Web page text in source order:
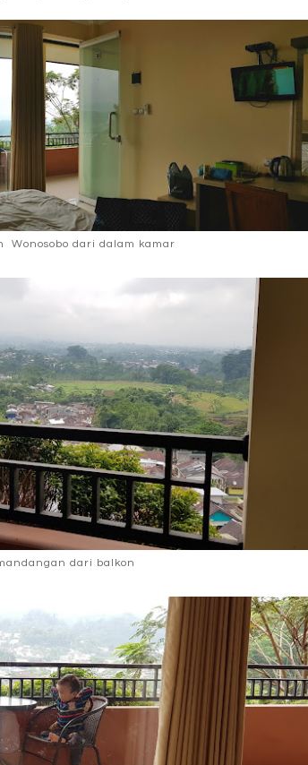
Wonosobo dari dalam kamar
dari balkon